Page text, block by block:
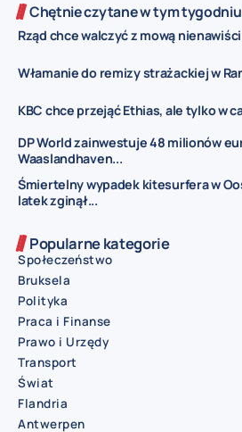
Chętnie czytane w tym tygodniu
Rząd chce walczyć z mową
Włamanie do remizy strażackiej w
KBC chce przejąć Ethias, ale tylko w
DP World zainwestuje 48 milionów
Waaslandhaven...
Śmiertelny wypadek kitesurfera w
latek zginął...
Popularne kategorie
Społeczeństwo
Bruksela
Polityka
Praca i Finanse
Prawo i Urzędy
Transport
Świat
Flandria
Antwerpen